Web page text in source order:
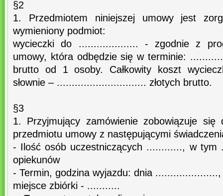
§2
1. Przedmiotem niniejszej umowy jest
wymieniony podmiot:
wycieczki do .................... - zgodnie z
umowy, która odbędzie się w terminie:
brutto od 1 osoby. Całkowity koszt
słownie – .............................. złotych brutto.
§3
1. Przyjmujący zamówienie zobowiązuje się
przedmiotu umowy z następującymi
- Ilość osób uczestniczących ............, w
opiekunów
- Termin, godzina wyjazdu: dnia
miejsce zbiórki - ...........